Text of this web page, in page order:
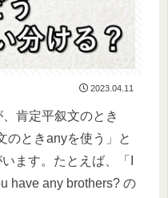
2023.04.11
肯定平叙文のとき
のときanyを使う」と
ます。たとえば、「I
have any brothers? の